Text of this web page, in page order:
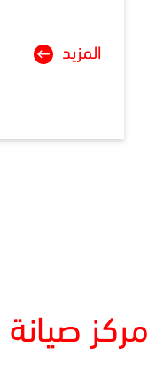
المزيد
مركز صيانة